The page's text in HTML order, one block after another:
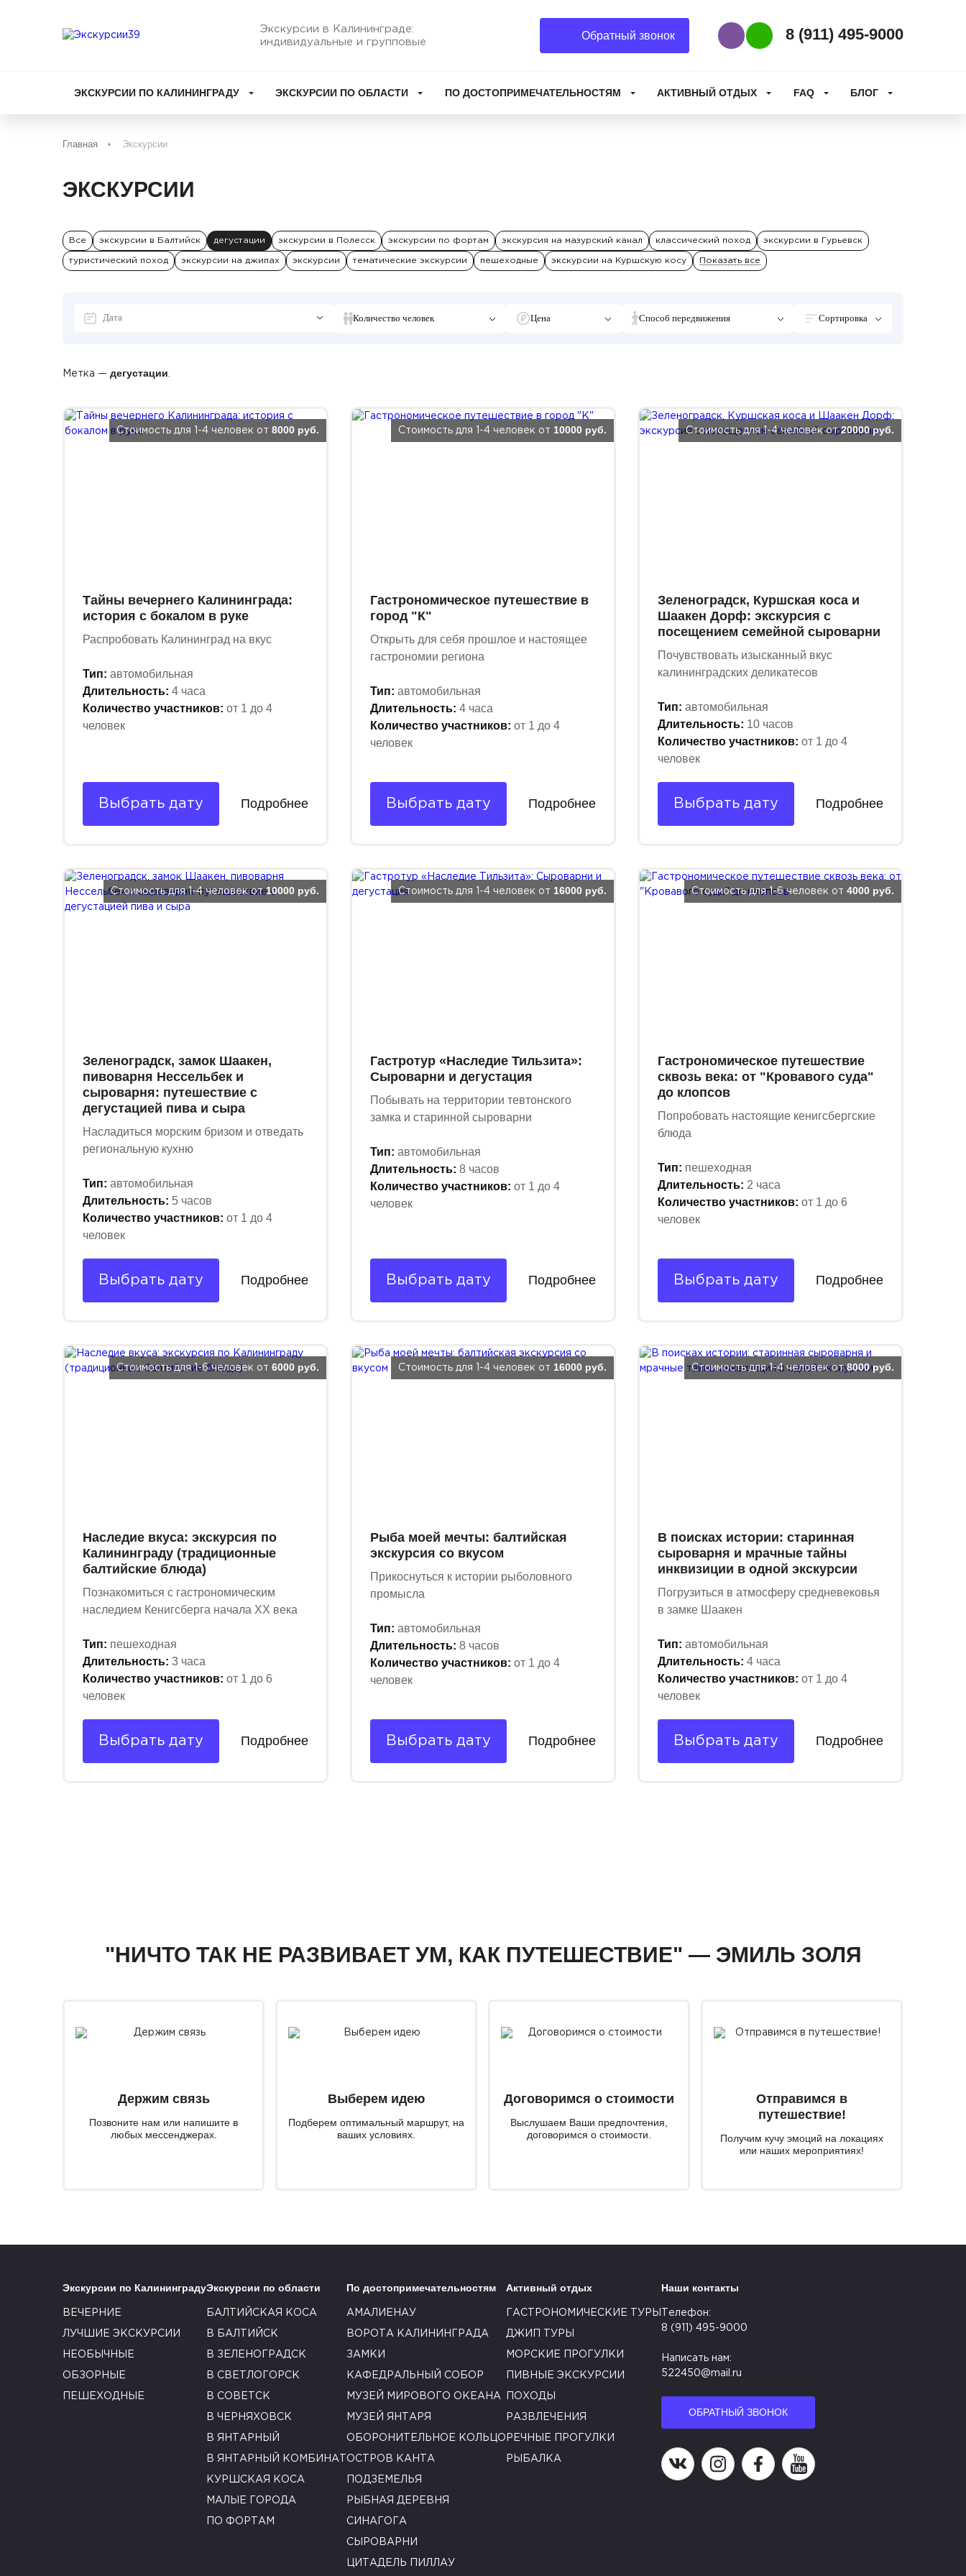
Экскурсии в Калининграде:
индивидуальные и групповые
Обратный звонок
Наш ViberНаш WhatsApp
8 (911) 495-9000
ЭКСКУРСИИ ПО КАЛИНИНГРАДУ ЭКСКУРСИИ ПО ОБЛАСТИ ПО ДОСТОПРИМЕЧАТЕЛЬНОСТЯМ АКТИВНЫЙ ОТДЫХ FAQ БЛОГ
Главная Экскурсии
ЭКСКУРСИИ
Все экскурсии в Балтийск дегустации экскурсии в Полесск экскурсии по фортам экскурсия на мазурский канал классический поход экскурсии в Гурьевск
туристический поход экскурсии на джипах экскурсии тематические экскурсии пешеходные экскурсии на Куршскую косу Показать все
Количество человек Цена Способ передвижения Сортировка
Метка — дегустации
Тайны вечернего Калининграда:
история с бокалом в руке
Распробовать Калининград на вкус
Тип: автомобильная
Длительность: 4 часа
Количество участников: от 1 до 4
человек
Стоимость для 1-4 человек от 8000 руб.
Выбрать дату Подробнее
Гастрономическое путешествие в
город "К"
Открыть для себя прошлое и настоящее
гастрономии региона
Тип: автомобильная
Длительность: 4 часа
Количество участников: от 1 до 4
человек
Стоимость для 1-4 человек от 10000 руб.
Выбрать дату Подробнее
Зеленоградск, Куршская коса и
Шаакен Дорф: экскурсия с
посещением семейной сыроварни
Почувствовать изысканный вкус
калининградских деликатесов
Тип: автомобильная
Длительность: 10 часов
Количество участников: от 1 до 4
человек
Стоимость для 1-4 человек от20000 руб.
Выбрать дату Подробнее
Зеленоградск, замок Шаакен,
пивоварня Нессельбек и
сыроварня: путешествие с
дегустацией пива и сыра
Насладиться морским бризом и отведать
региональную кухню
Тип: автомобильная
Длительность: 5 часов
Количество участников: от 1 до 4
человек
Стоимость для 1-4 человек от10000 руб.
Выбрать дату Подробнее
Гастротур «Наследие Тильзита»:
Сыроварни и дегустация
Побывать на территории тевтонского
замка и старинной сыроварни
Тип: автомобильная
Длительность: 8 часов
Количество участников: от 1 до 4
человек
Стоимость для 1-4 человек от 16000 руб.
Выбрать дату Подробнее
Гастрономическое путешествие
сквозь века: от "Кровавого суда"
до клопсов
Попробовать настоящие кенигсбергские
блюда
Тип: пешеходная
Длительность: 2 часа
Количество участников: от 1 до 6
человек
Стоимость для 1-6 человек от 4000 руб.
Выбрать дату Подробнее
Наследие вкуса: экскурсия по
Калининграду (традиционные
балтийские блюда)
Познакомиться с гастрономическим
наследием Кенигсберга начала XX века
Тип: пешеходная
Длительность: 3 часа
Количество участников: от 1 до 6
человек
Стоимость для 1-6 человек от 6000 руб.
Выбрать дату Подробнее
Рыба моей мечты: балтийская
экскурсия со вкусом
Прикоснуться к истории рыболовного
промысла
Тип: автомобильная
Длительность: 8 часов
Количество участников: от 1 до 4
человек
Стоимость для 1-4 человек от 16000 руб.
Выбрать дату Подробнее
В поисках истории: старинная
сыроварня и мрачные тайны
инквизиции в одной экскурсии
Погрузиться в атмосферу средневековья
в замке Шаакен
Тип: автомобильная
Длительность: 4 часа
Количество участников: от 1 до 4
человек
Стоимость для 1-4 человек от8000 руб.
Выбрать дату Подробнее
"НИЧТО ТАК НЕ РАЗВИВАЕТ УМ, КАК ПУТЕШЕСТВИЕ" — ЭМИЛЬ ЗОЛЯ
Держим связь
Позвоните нам или напишите в
любых мессенджерах.
Выберем идею
Подберем оптимальный маршрут, на
ваших условиях.
Договоримся о стоимости
Выслушаем Ваши предпочтения,
договоримся о стоимости.
Отправимся в
путешествие!
Получим кучу эмоций на локациях
или наших мероприятиях!
Экскурсии по Калининграду
ВЕЧЕРНИЕ
ЛУЧШИЕ ЭКСКУРСИИ
НЕОБЫЧНЫЕ
ОБЗОРНЫЕ
ПЕШЕХОДНЫЕ
Экскурсии по области
БАЛТИЙСКАЯ КОСА
В БАЛТИЙСК
В ЗЕЛЕНОГРАДСК
В СВЕТЛОГОРСК
В СОВЕТСК
В ЧЕРНЯХОВСК
В ЯНТАРНЫЙ
В ЯНТАРНЫЙ КОМБИНАТ
КУРШСКАЯ КОСА
МАЛЫЕ ГОРОДА
ПО ФОРТАМ
По достопримечательностям
АМАЛИЕНАУ
ВОРОТА КАЛИНИНГРАДА
ЗАМКИ
КАФЕДРАЛЬНЫЙ СОБОР
МУЗЕЙ МИРОВОГО ОКЕАНА
МУЗЕЙ ЯНТАРЯ
ОБОРОНИТЕЛЬНОЕ КОЛЬЦО
ОСТРОВ КАНТА
ПОДЗЕМЕЛЬЯ
РЫБНАЯ ДЕРЕВНЯ
СИНАГОГА
СЫРОВАРНИ
ЦИТАДЕЛЬ ПИЛЛАУ
Активный отдых
ГАСТРОНОМИЧЕСКИЕ ТУРЫ
ДЖИП ТУРЫ
МОРСКИЕ ПРОГУЛКИ
ПИВНЫЕ ЭКСКУРСИИ
ПОХОДЫ
РАЗВЛЕЧЕНИЯ
РЕЧНЫЕ ПРОГУЛКИ
РЫБАЛКА
Наши контакты
Телефон:
8 (911) 495-9000
Написать нам:
522450@mail.ru
ОБРАТНЫЙ ЗВОНОК
Наша группа в ВК
Наша страница в Instagram
Наша группа в Facebook
Наш канал на YouTube